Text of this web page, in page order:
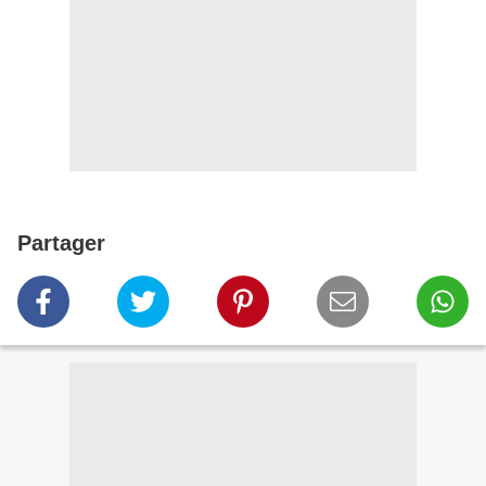
Partager